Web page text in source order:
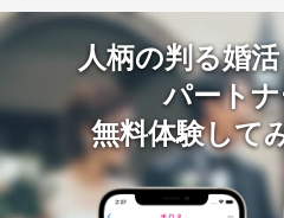
人柄の判る婚
パート
無料体験して